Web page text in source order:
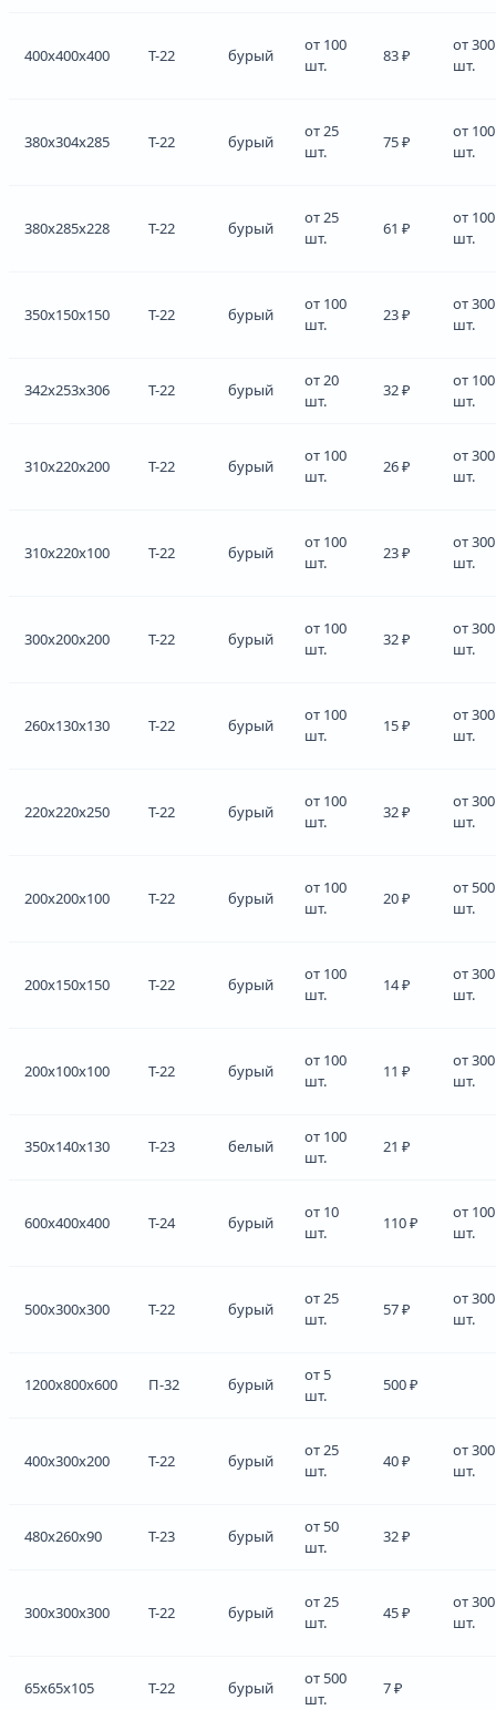
400x400x400 Т-22 бурый
от 100
шт.
83 ₽
от 300
шт.
380x304x285 Т-22 бурый
от 25
шт.
75 ₽
от 100
шт.
380x285x228 Т-22 бурый
от 25
шт.
61 ₽
от 100
шт.
350x150x150 Т-22 бурый
от 100
шт.
23 ₽
от 300
шт.
342x253x306 Т-22 бурый
от 20
шт.
32 ₽
от 100
шт.
310x220x200 Т-22 бурый
от 100
шт.
26 ₽
от 300
шт.
310x220x100 Т-22 бурый
от 100
шт.
23 ₽
от 300
шт.
300x200x200 Т-22 бурый
от 100
шт.
32 ₽
от 300
шт.
260x130x130 Т-22 бурый
от 100
шт.
15 ₽
от 300
шт.
220x220x250 Т-22 бурый
от 100
шт.
32 ₽
от 300
шт.
200x200x100 Т-22 бурый
от 100
шт.
20 ₽
от 500
шт.
200x150x150 Т-22 бурый
от 100
шт.
14 ₽
от 300
шт.
200x100x100 Т-22 бурый
от 100
шт.
11 ₽
от 300
шт.
350x140x130 Т-23 белый
от 100
шт.
21 ₽
600x400x400 Т-24 бурый
от 10
шт.
110 ₽
от 100
шт.
500x300x300 Т-22 бурый
от 25
шт.
57 ₽
от 300
шт.
1200x800x600 П-32 бурый
от 5
шт.
500 ₽
400x300x200 Т-22 бурый
от 25
шт.
40 ₽
от 300
шт.
480x260x90 Т-23 бурый
от 50
шт.
32 ₽
300x300x300 Т-22 бурый
от 25
шт.
45 ₽
от 300
шт.
65x65x105 Т-22 бурый
от 500
шт.
7 ₽